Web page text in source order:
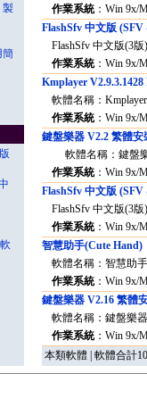
製
簡
作業系統：Win 9x/
FlashSfv 中文版
FlashSfv 中文版
作業系統：Win 9x/
Kmplayer
軟體名稱：
作業系統：Win 9x/
鍵盤樂器 V2.2 繁體安
軟體名稱：鍵盤
作業系統：Win 9x/
FlashSfv 中文版
FlashSfv 中文版
作業系統：Win 9x/
智慧助手(Cute Hand)
軟體名稱：智慧助
作業系統：Win 9x/
鍵盤樂器 V2.16 繁體
軟體名稱：鍵盤
作業系統：Win 9x/
本類軟體 | 軟體合計